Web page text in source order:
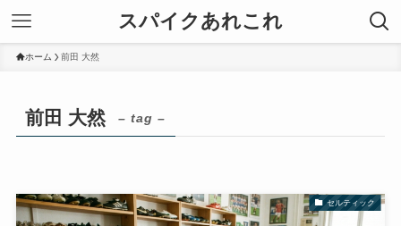
スパイクあれこれ
ホーム 前田 大然
前田 大然 – tag –
セルティック